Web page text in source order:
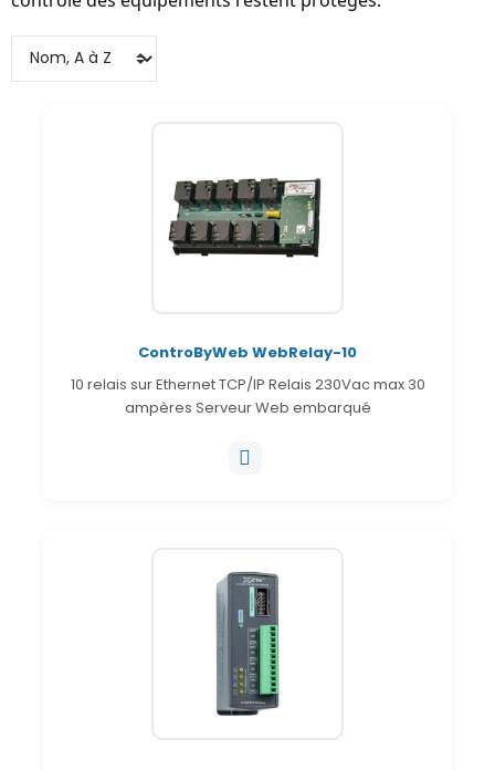
ControByWeb WebRelay-10
10 relais sur Ethernet TCP/IP Relais 230Vac max 30
ampères Serveur Web embarqué